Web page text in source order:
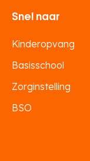
Snel naar
Kinderopvang
Basisschool
Zorginstelling
BSO